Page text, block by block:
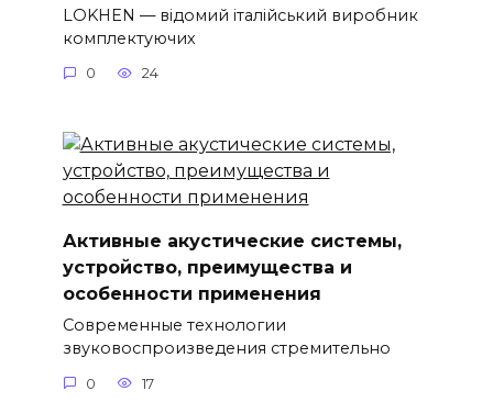
LOKHEN — відомий італійський виробник
комплектуючих
0 24
Активные акустические системы,
устройство, преимущества и
особенности применения
Современные технологии
звуковоспроизведения стремительно
0 17